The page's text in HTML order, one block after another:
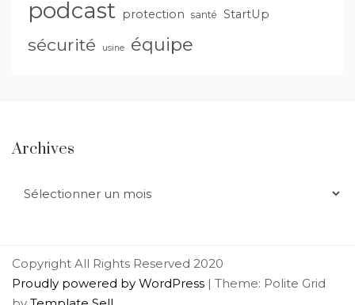
podcast protection santé StartUp
sécurité usine équipe
Archives
Copyright All Rights Reserved 2020
Proudly powered by WordPress | Theme: Polite Grid